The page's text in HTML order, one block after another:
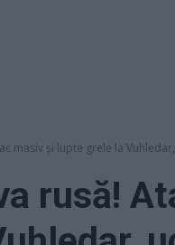
masiv și lupte grele la
rusă!